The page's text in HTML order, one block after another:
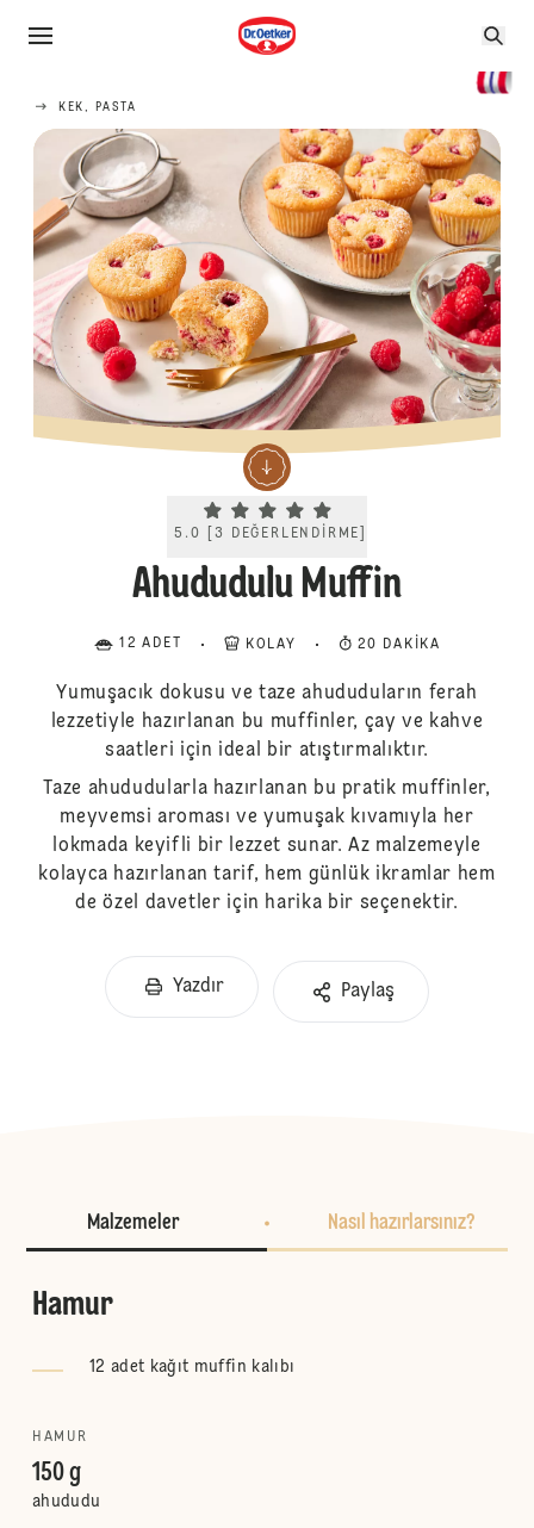
KEK, PASTA
Current rating 5.0. Click to rate.
5.0 [3 DEĞERLENDIRME
Ahududulu Muffin
12 ADET KOLAY 20 DAKIKA
Yumuşacık dokusu ve taze ahududuların ferah
lezzetiyle hazırlanan bu muffinler, çay ve kahve
saatleri için ideal bir atıştırmalıktır.
Taze ahududularla hazırlanan bu pratik muffinler,
meyvemsi aroması ve yumuşak kıvamıyla her
lokmada keyifli bir lezzet sunar. Az malzemeyle
kolayca hazırlanan tarif, hem günlük ikramlar hem
de özel davetler için harika bir seçenektir.
Yazdır Paylaş
Malzemeler Nasıl hazırlarsınız?
Hamur
12 adet kağıt muffin kalıbı
HAMUR
150 g
ahududu